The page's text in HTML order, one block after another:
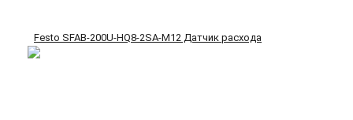
Festo SFAB-200U-HQ8-2SA-M12 Датчик расхода